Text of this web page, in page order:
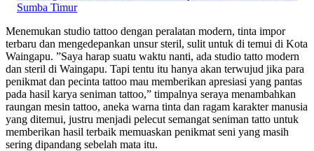
Sumba Timur
Menemukan studio tattoo dengan peralatan modern, tinta impor
terbaru dan mengedepankan unsur steril, sulit untuk di temui di Kota
Waingapu. ”Saya harap suatu waktu nanti, ada studio tatto modern
dan steril di Waingapu. Tapi tentu itu hanya akan terwujud jika para
penikmat dan pecinta tattoo mau memberikan apresiasi yang pantas
pada hasil karya seniman tattoo,” timpalnya seraya menambahkan
raungan mesin tattoo, aneka warna tinta dan ragam karakter manusia
yang ditemui, justru menjadi pelecut semangat seniman tatto untuk
memberikan hasil terbaik memuaskan penikmat seni yang masih
sering dipandang sebelah mata itu.